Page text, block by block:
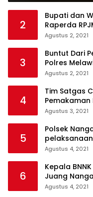
2
Bupati dan
Raperda
Agustus 2, 2021
3
Buntut Dari
Polres
Agustus 2, 2021
4
Tim Satgas
Pemakaman
Agustus 3, 2021
5
Polsek
Agustus 4, 2021
6
Kepala
Juang
Agustus 4, 2021